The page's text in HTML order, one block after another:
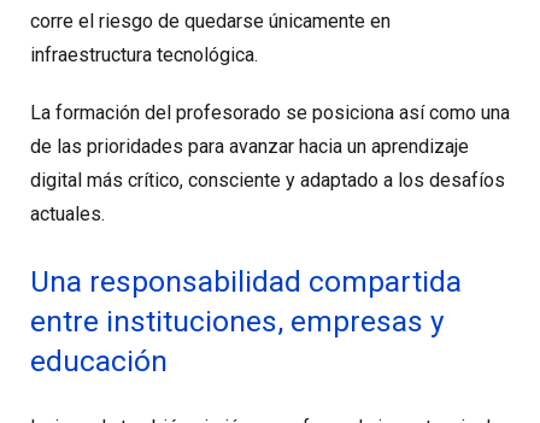
corre el riesgo de quedarse únicamente en
infraestructura tecnológica.
La formación del profesorado se posiciona así como una
de las prioridades para avanzar hacia un aprendizaje
digital más crítico, consciente y adaptado a los desafíos
actuales.
Una responsabilidad compartida
entre instituciones, empresas y
educación